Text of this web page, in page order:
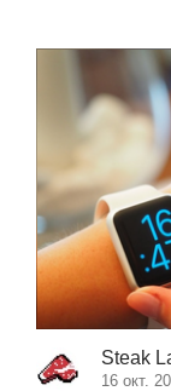
Steak
16 окт.